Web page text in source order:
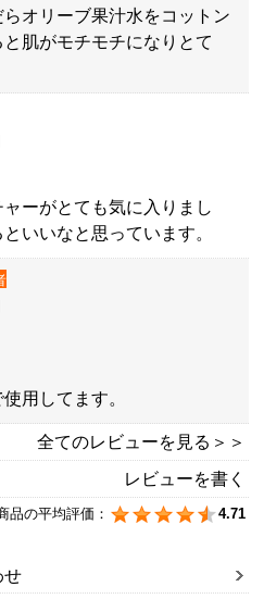
オリーブ果汁水をコットン
肌がモチモチになりとて
ーがとても気に入りまし
いいなと思っています。
用してます。
全てのレビューを見る＞＞
レビューを書く
品の平均評価： 4.71
せ